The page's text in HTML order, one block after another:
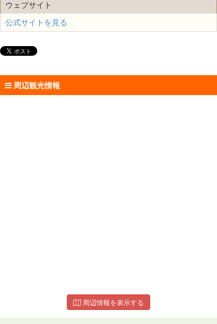
ウェブサイト
公式サイトを見る
周辺観光情報
周辺情報を表示する